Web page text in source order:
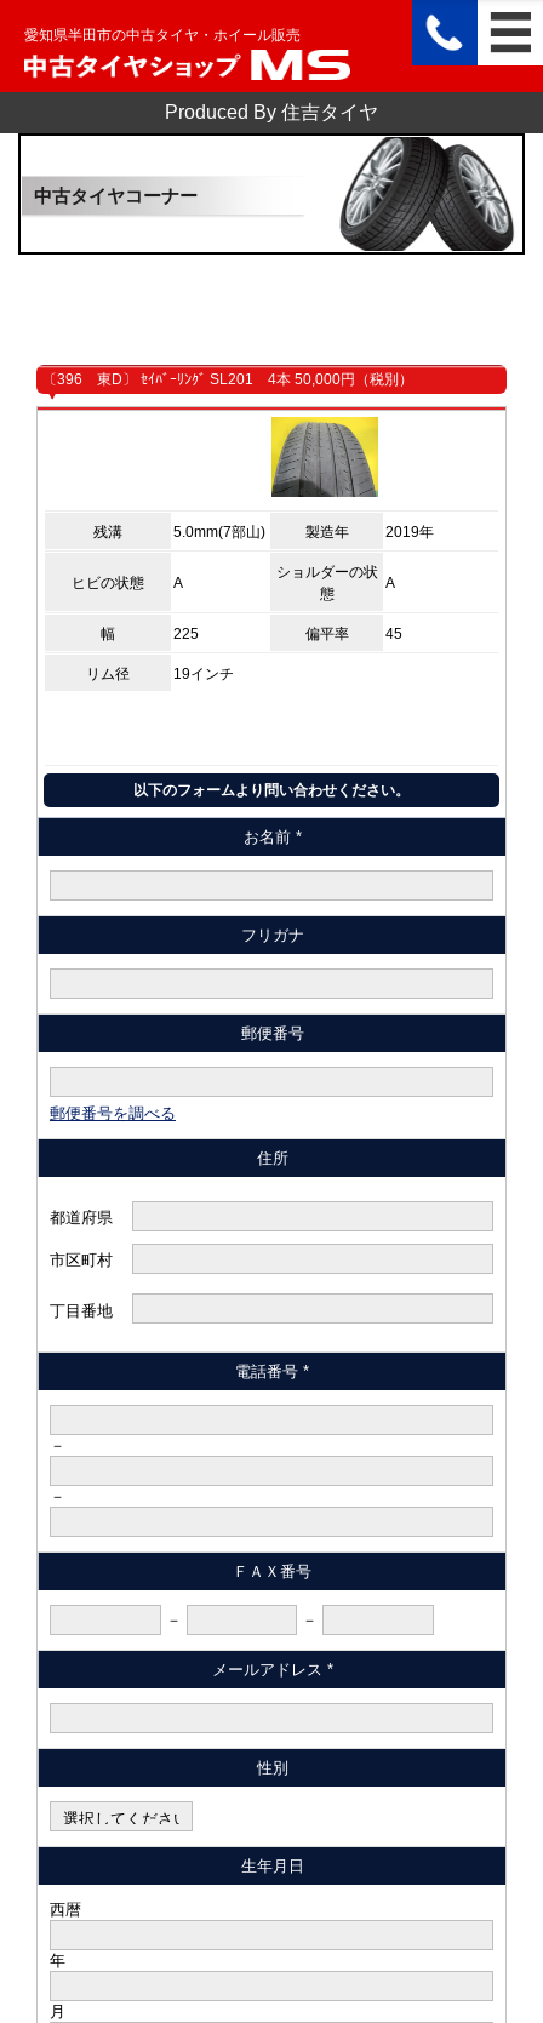
愛知県半田市の中古タイヤ・ホイール販売
Produced By 住吉タイヤ
中古タイヤコーナー
〔396 東D〕 ｾｲﾊﾞｰﾘﾝｸﾞ SL201 4本 50,000円（税別）
残溝 5.0mm(7部山) 製造年 2019年
ヒビの状態 A
ショルダーの状
態
A
幅 225 偏平率 45
リム径 19インチ
以下のフォームより問い合わせください。
お名前 *
フリガナ
郵便番号
郵便番号を調べる
住所
都道府県
市区町村
丁目番地
電話番号 *
－
－
ＦＡＸ番号
－ －
メールアドレス *
性別
生年月日
西暦
年
月